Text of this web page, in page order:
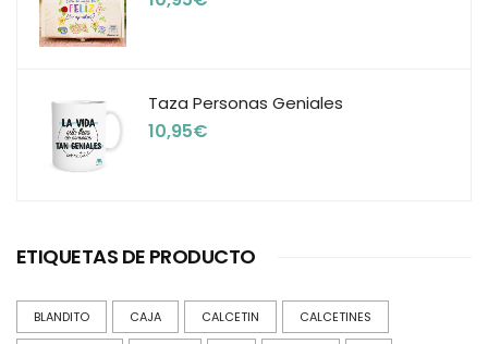
Taza Personas Geniales
10,95€
ETIQUETAS DE PRODUCTO
BLANDITO CAJA CALCETIN CALCETINES